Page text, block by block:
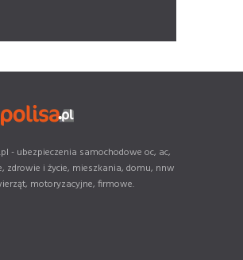
- ubezpieczenia samochodowe oc, ac,
zdrowie i życie, mieszkania, domu, nnw
motoryzacyjne, firmowe.